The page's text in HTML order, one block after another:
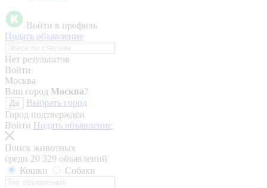
Войти в профиль
Подать объявление
Нет результатов
Войти
Москва
Ваш город Москва?
Да
Выбрать город
Город подтверждён
Войти Подать объявление
Поиск животных
среди 20 329 объявлений
Кошки
Собаки